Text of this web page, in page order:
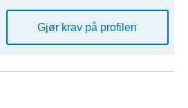
Gjør krav på profilen